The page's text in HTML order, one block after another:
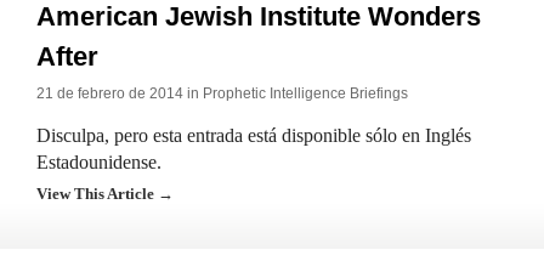
American Jewish Institute Wonders
After
21 de febrero de 2014 in Prophetic Intelligence Briefings
Disculpa, pero esta entrada está disponible sólo en Inglés
Estadounidense.
View This Article →